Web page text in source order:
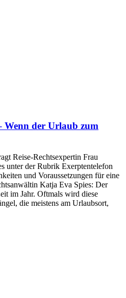
Wenn der Urlaub zum
Reise-Rechtsexpertin Frau
unter der Rubrik Exerptentelefon
und Voraussetzungen für eine
Katja Eva Spies: Der
im Jahr. Oftmals wird diese
die meistens am Urlaubsort,